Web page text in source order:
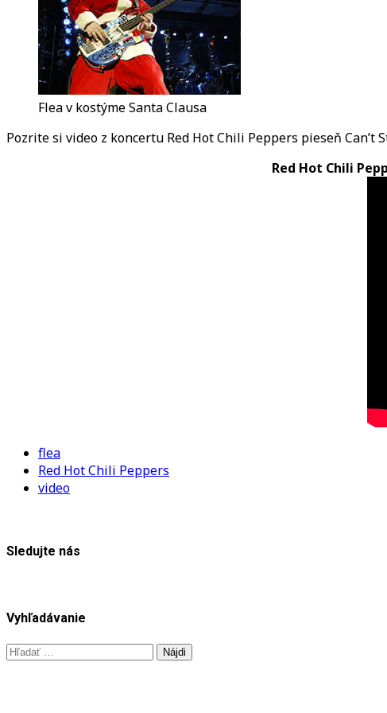
Flea v kostýme Santa Clausa
Pozrite si video z koncertu Red Hot Chili Peppers pieseň Can’t
Red Hot Chili
flea
Red Hot Chili Peppers
video
Sledujte nás
Vyhľadávanie
Hľadať: